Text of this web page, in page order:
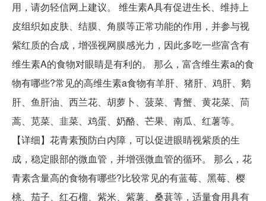
用，请勿轻信网上建议。 维生素A具有促进生长、维持上
皮组织如皮肤、结膜、角膜等正常功能的作用，并参与视
紫红质的合成，增强视网膜感光力，因此多吃一些富含有
维生素A的食物对眼睛是有利的。 那么，富含维生素a的食
物有哪些?常见的高维生素a食物有羊肝、猪肝、鸡肝、鹅
肝、鱼肝油、西兰花、胡萝卜、菠菜、青蟹、黄花菜、茼
蒿、苋菜、韭菜、鸡蛋、奶酪、芒果、南瓜、红薯等。
【详细】花青素预防白内障，可以促进眼睛视紫质的生
成，稳定眼部的微血管，并增强微血管的循环。 那么，花
青素含量高的食物有哪些?比较常见的有蓝莓、黑莓、樱
桃、茄子、红石榴、紫米、紫薯、桑葚等，适量食用具有